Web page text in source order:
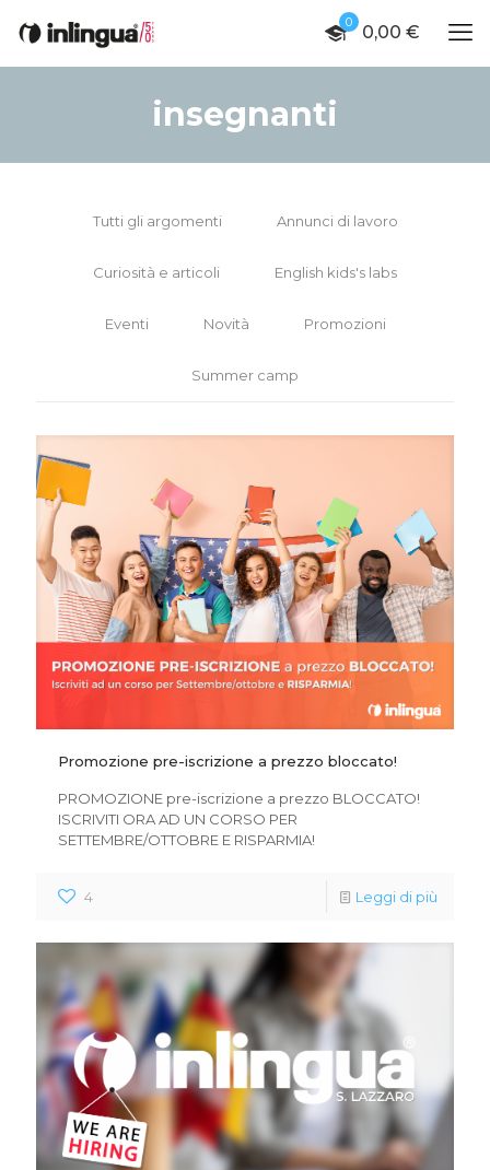
0 0,00 €
insegnanti
Tutti gli argomenti Annunci di lavoro
Curiosità e articoli English kids's labs
Eventi Novità Promozioni
Summer camp
Promozione pre-iscrizione a prezzo bloccato!
PROMOZIONE pre-iscrizione a prezzo BLOCCATO!
ISCRIVITI ORA AD UN CORSO PER
SETTEMBRE/OTTOBRE E RISPARMIA!
4 Leggi di più